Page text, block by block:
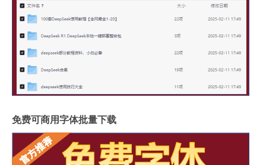
免费可商用字体批量下载